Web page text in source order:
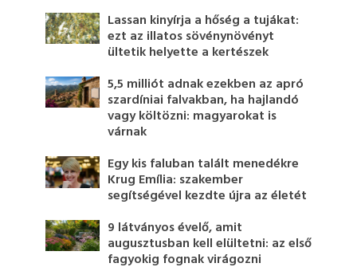
Lassan kinyírja a hőség a tujákat:
ezt az illatos sövénynövényt
ültetik helyette a kertészek
5,5 milliót adnak ezekben az apró
szardíniai falvakban, ha hajlandó
vagy költözni: magyarokat is
várnak
Egy kis faluban talált menedékre
Krug Emília: szakember
segítségével kezdte újra az életét
9 látványos évelő, amit
augusztusban kell elültetni: az első
fagyokig fognak virágozni